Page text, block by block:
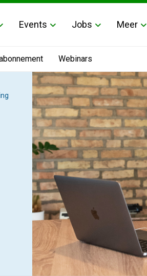
Events Jobs Meer
Webinars